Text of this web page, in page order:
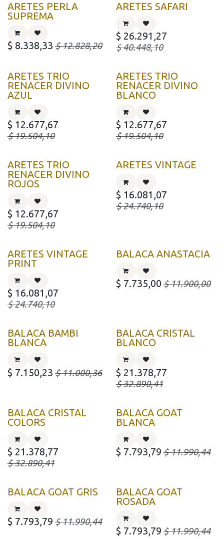
ARETES PERLA
SUPREMA
$ 8.338,33 $12.828,20
ARETES SAFARI
$ 26.291,27
$40.448,10
ARETES TRIO
RENACER DIVINO
AZUL
$ 12.677,67
$19.504,10
ARETES TRIO
RENACER DIVINO
BLANCO
$ 12.677,67
$19.504,10
ARETES TRIO
RENACER DIVINO
ROJOS
$ 12.677,67
$19.504,10
ARETES VINTAGE
$ 16.081,07
$24.740,10
ARETES VINTAGE
PRINT
$ 16.081,07
$24.740,10
BALACA ANASTACIA
$ 7.735,00 $11.900,00
BALACA BAMBI
BLANCA
$ 7.150,23 $11.000,36
BALACA CRISTAL
BLANCO
$ 21.378,77
$32.890,41
BALACA CRISTAL
COLORS
$ 21.378,77
$32.890,41
BALACA GOAT
BLANCA
$ 7.793,79 $11.990,44
BALACA GOAT GRIS
$ 7.793,79 $11.990,44
BALACA GOAT
ROSADA
$ 7.793,79 $11.990,44